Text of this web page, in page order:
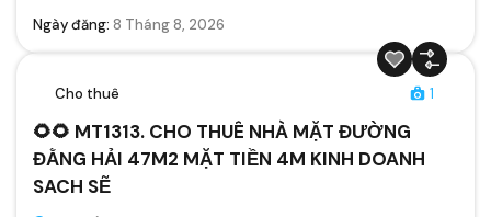
Ngày đăng: 8 Tháng 8, 2026
Cho thuê 1
🌻🌻 MT1313. CHO THUÊ NHÀ MẶT ĐƯỜNG
ĐẰNG HẢI 47M2 MẶT TIỀN 4M KINH DOANH
SACH SẼ